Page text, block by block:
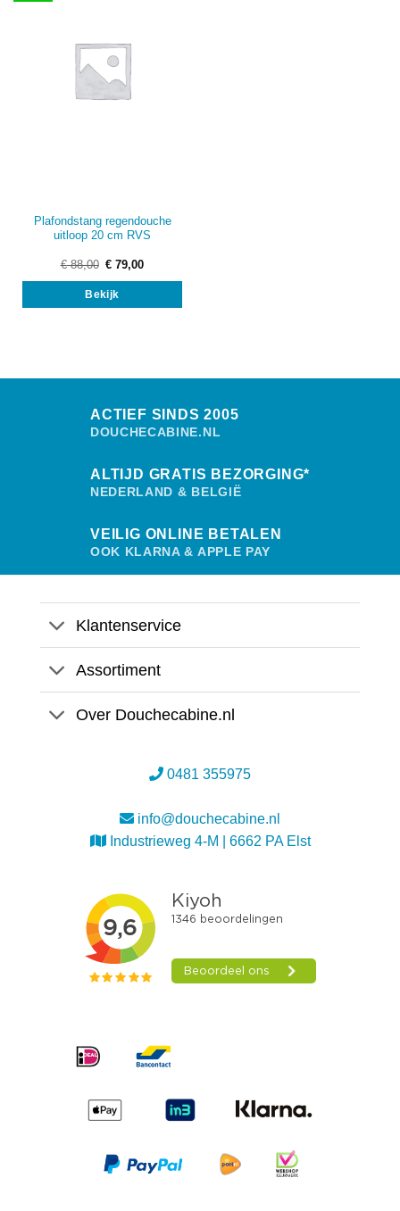
Plafondstang regendouche
uitloop 20 cm RVS
€88,00 Oorspronkelijke
was:
€ 88,00.
€ 79,00Huidige
is:
Bekijk
ACTIEF SINDS 2005
DOUCHECABINE.NL
ALTIJD GRATIS BEZORGING*
NEDERLAND & BELGIË
VEILIG ONLINE BETALEN
OOK KLARNA & APPLE PAY
Klantenservice
Assortiment
Over Douchecabine.nl
0481 355975
info@douchecabine.nl
Industrieweg 4-M | 6662 PA Elst